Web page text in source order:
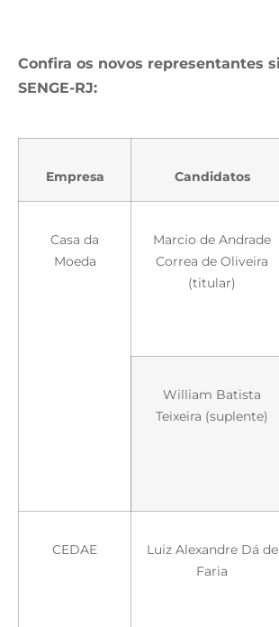
Confira os novos representantes
SENGE-RJ:
Empresa Candidatos
Casa da
Moeda
Marcio de Andrade
Correa de Oliveira
(titular)
William Batista
Teixeira (suplente)
CEDAE
Luiz Alexandre Dá de
Faria